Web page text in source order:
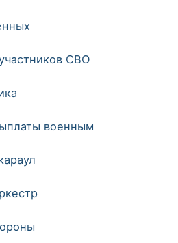
СВО
военным